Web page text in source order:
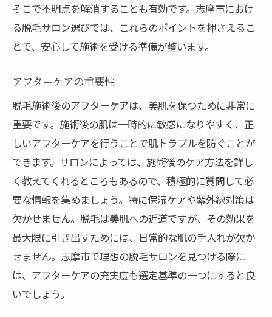
そこで不明点を解消することも有効です。志摩市におけ
る脱毛サロン選びでは、これらのポイントを押さえるこ
とで、安心して施術を受ける準備が整います。
アフターケアの重要性
脱毛施術後のアフターケアは、美肌を保つために非常に
重要です。施術後の肌は一時的に敏感になりやすく、正
しいアフターケアを行うことで肌トラブルを防ぐことが
できます。サロンによっては、施術後のケア方法を詳し
く教えてくれるところもあるので、積極的に質問して必
要な情報を集めましょう。特に保湿ケアや紫外線対策は
欠かせません。脱毛は美肌への近道ですが、その効果を
最大限に引き出すためには、日常的な肌の手入れが欠か
せません。志摩市で理想の脱毛サロンを見つける際に
は、アフターケアの充実度も選定基準の一つにすると良
いでしょう。